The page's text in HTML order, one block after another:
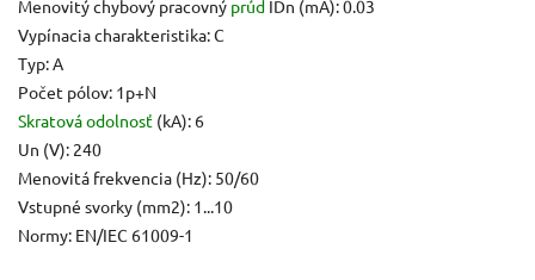
Menovitý chybový pracovný prúd IDn (mA): 0.03
Vypínacia charakteristika: C
Typ: A
Počet pólov: 1p+N
Skratová odolnosť (kA): 6
Un (V): 240
Menovitá frekvencia (Hz): 50/60
Vstupné svorky (mm2): 1...10
Normy: EN/IEC 61009-1